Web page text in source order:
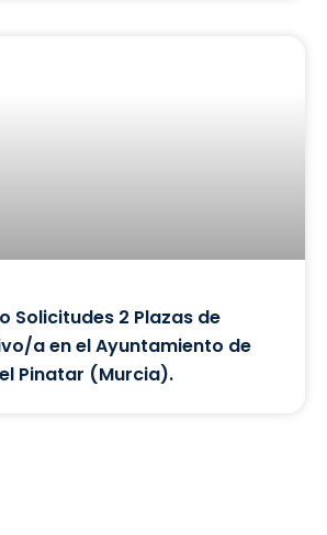
Solicitudes 2 Plazas de
a en el Ayuntamiento de
Pinatar (Murcia).